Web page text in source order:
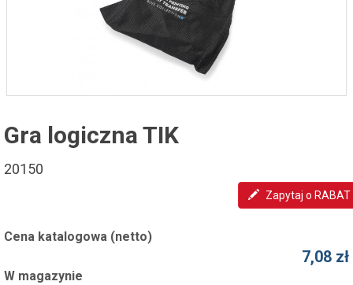
Gra logiczna TIK
20150
Zapytaj o RABAT
Cena katalogowa (netto)
7,08 zł
W magazynie